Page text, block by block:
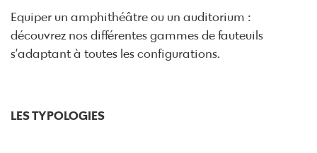
Equiper un amphithéâtre ou un auditorium :
découvrez nos différentes gammes de fauteuils
s’adaptant à toutes les configurations.
LES TYPOLOGIES